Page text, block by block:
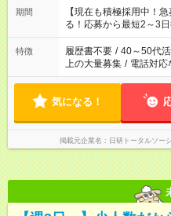
「できれば残業はした
ね。 ※Wワーク希望の方へ 今ご覧のお仕事で希望する勤務時間
と、もう1つのお仕事の
合は応募できません。
期間
【現在も積極採用中！
る！応募から最短2～3日
特徴 履歴書不要 / 40～50代
上の大量募集 / 電話対応
気になる！
掲載元企業名 日研トータルソー